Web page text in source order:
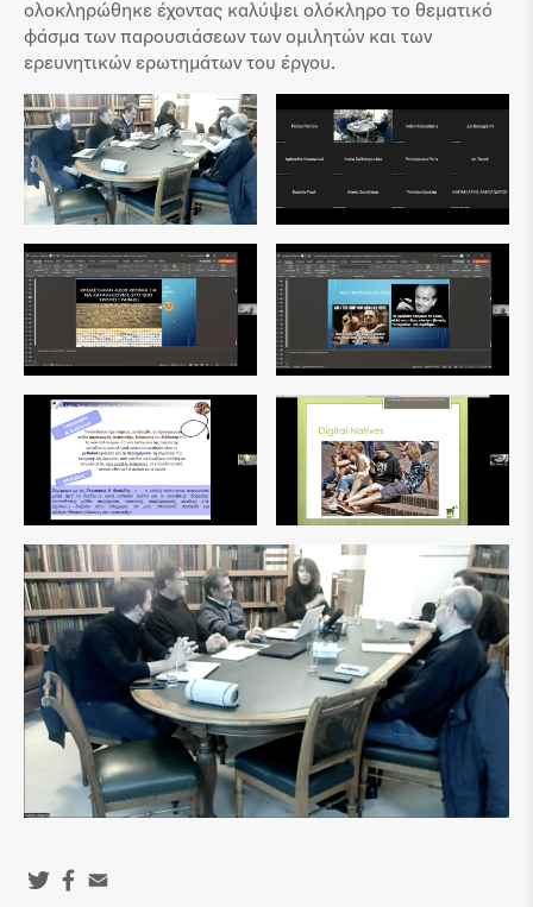
ολοκληρώθηκε έχοντας καλύψει ολόκληρο το θεματικό
φάσμα των παρουσιάσεων των ομιλητών και των
ερευνητικών ερωτημάτων του έργου.